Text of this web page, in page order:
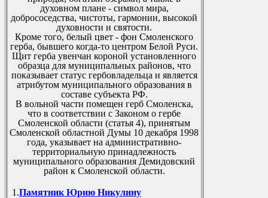
духовном плане - символ мира,
добрососедства, чистоты, гармонии, высокой
духовности и святости.
Кроме того, белый цвет - фон Смоленского
герба, бывшего когда-то центром Белой Руси.
Щит герба увенчан короной установленного
образца для муниципальных районов, что
показывает статус гербовладельца и является
атрибутом муниципального образования в
составе субъекта РФ.
В вольной части помещен герб Смоленска,
что в соответствии с Законом о гербе
Смоленской области (статья 4), принятым
Смоленской областной Думы 10 декабря 1998
года, указывает на административно-
территориальную принадлежность
муниципального образования Демидовский
район к Смоленской области.
1.Памятник Юрию Никулину